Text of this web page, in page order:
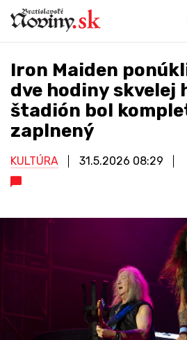
Iron Maiden
dve hodiny skvelej
štadión bol
zaplnený
KULTÚRA 31.5.2026 08:29